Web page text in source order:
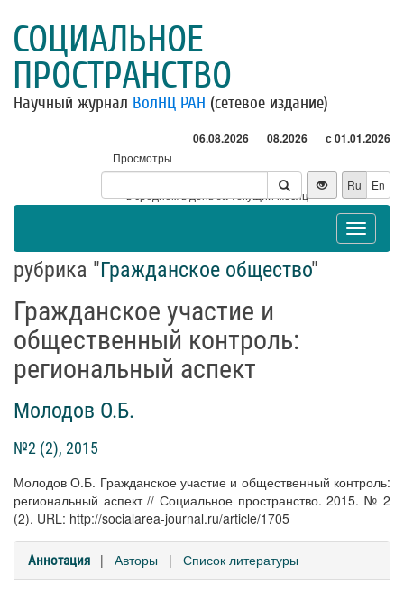
СОЦИАЛЬНОЕ
ПРОСТРАНСТВО
Научный журнал ВолНЦ РАН (сетевое издание)
06.08.2026 08.2026 с 01.01.2026
Просмотры
Посетители
* - в среднем в день за текущий месяц
Ru En
Toggle
рубрика "Гражданское общество"
Гражданское участие и
общественный контроль:
региональный аспект
Молодов О.Б.
№2 (2), 2015
Молодов О.Б. Гражданское участие и общественный контроль:
региональный аспект // Социальное пространство. 2015. № 2
(2). URL: http://socialarea-journal.ru/article/1705
Аннотация | Авторы | Список литературы